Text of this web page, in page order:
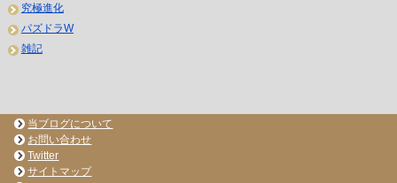
究極進化
パズドラW
雑記
当ブログについて
お問い合わせ
Twitter
サイトマップ